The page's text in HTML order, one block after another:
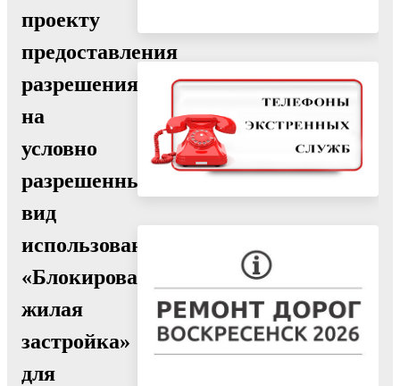
проекту
предоставления
разрешения
на
условно
разрешенный
вид
использования
«Блокированная
жилая
застройка»
для